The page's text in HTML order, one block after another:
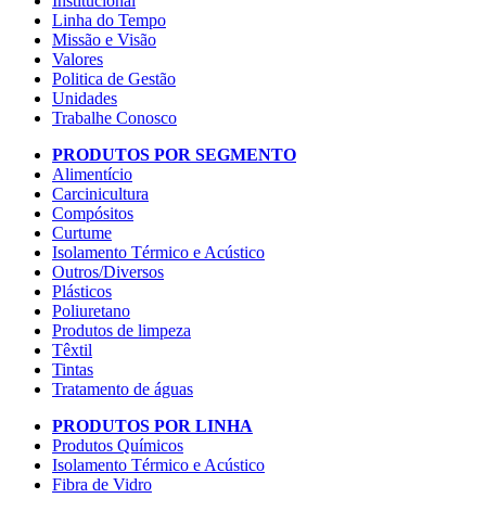
Linha do Tempo
Missão e Visão
Valores
Politica de Gestão
Unidades
Trabalhe Conosco
PRODUTOS POR SEGMENTO
Alimentício
Carcinicultura
Compósitos
Curtume
Isolamento Térmico e Acústico
Outros/Diversos
Plásticos
Poliuretano
Produtos de limpeza
Têxtil
Tintas
Tratamento de águas
PRODUTOS POR LINHA
Produtos Químicos
Isolamento Térmico e Acústico
Fibra de Vidro